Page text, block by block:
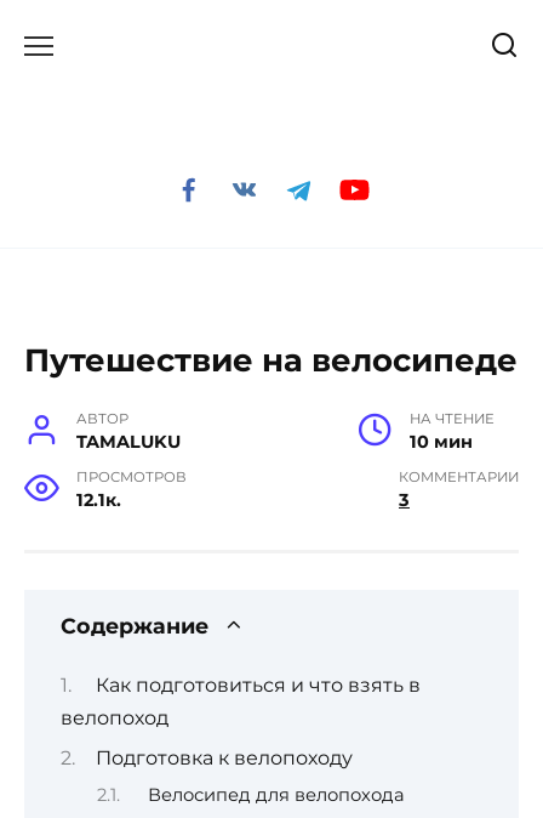
Путешествие на велосипеде
АВТОР
TAMALUKU
НА ЧТЕНИЕ
10 мин
ПРОСМОТРОВ
12.1к.
КОММЕНТАРИИ
3
Содержание
Как подготовиться и что взять в
велопоход
Подготовка к велопоходу
Велосипед для велопохода